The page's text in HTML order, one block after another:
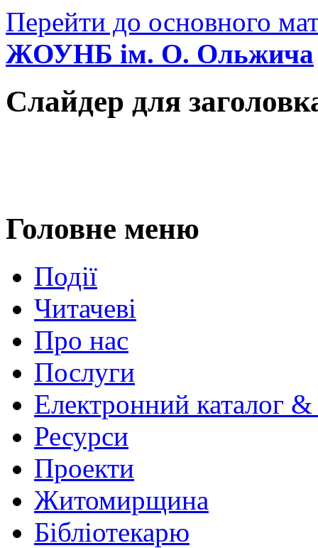
Перейти до основного
ЖОУНБ ім. О. Ольжича
Слайдер для
Головне меню
Події
Читачеві
Про нас
Послуги
Електронний каталог
Ресурси
Проекти
Житомирщина
Бібліотекарю